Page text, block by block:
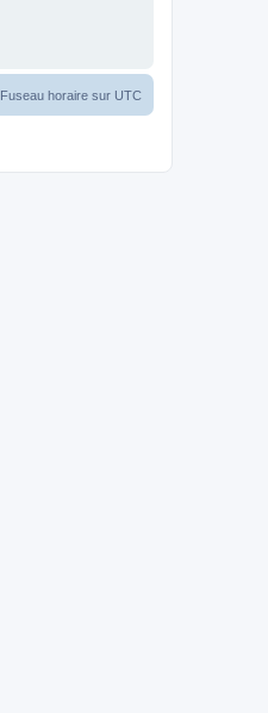
Fuseau horaire sur UTC